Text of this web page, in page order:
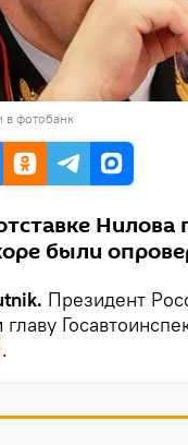
в фотобанк
Нилова
были
Президент
.